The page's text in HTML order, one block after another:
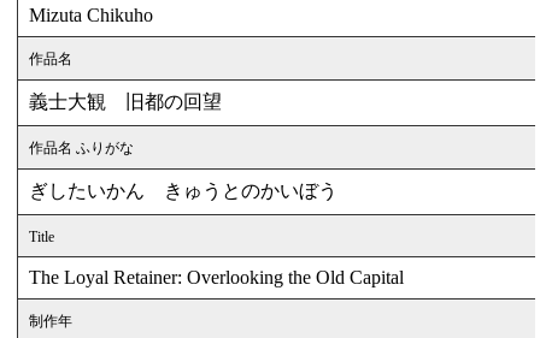
Mizuta Chikuho
作品名
義士大観 旧都の回望
作品名 ふりがな
ぎしたいかん きゅうとのかいぼう
Title
The Loyal Retainer: Overlooking the Old Capital
制作年